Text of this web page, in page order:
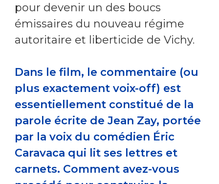
pour devenir un des boucs
émissaires du nouveau régime
autoritaire et liberticide de Vichy.
Dans le film, le commentaire (ou
plus exactement voix-off) est
essentiellement constitué de la
parole écrite de Jean Zay, portée
par la voix du comédien Éric
Caravaca qui lit ses lettres et
carnets. Comment avez-vous